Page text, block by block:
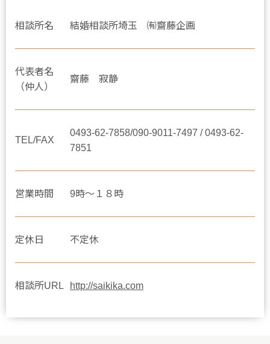
相談所名 結婚相談所埼玉 ㈲齋藤企画
代表者名
（仲人）
齋藤 寂静
TEL/FAX
0493-62-7858/090-9011-7497 / 0493-62-
7851
営業時間 9時～１８時
定休日 不定休
相談所URL http://saikika.com